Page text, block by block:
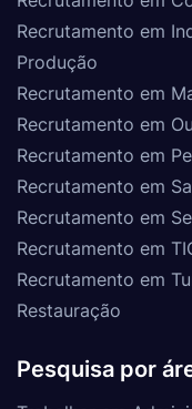
Recrutamento em
Produção
Recrutamento em
Recrutamento em
Recrutamento em
Recrutamento em
Recrutamento em
Recrutamento em
Recrutamento em
Restauração
Pesquisa por